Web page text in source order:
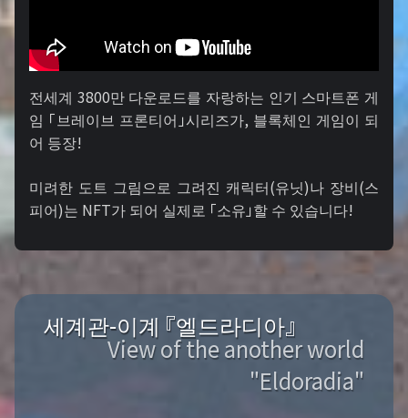
전세계 3800만 다운로드를 자랑하는 인기 스마트폰 게
임 「브레이브 프론티어」시리즈가, 블록체인 게임이 되
어 등장!
미려한 도트 그림으로 그려진 캐릭터(유닛)나 장비(스
피어)는 NFT가 되어 실제로 「소유」할 수 있습니다!
세계관-이계 『엘드라디아』
View of the another world
"Eldoradia"